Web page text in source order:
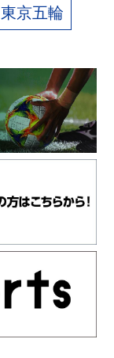
東京五輪